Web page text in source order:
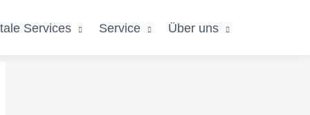
Services Service Über uns